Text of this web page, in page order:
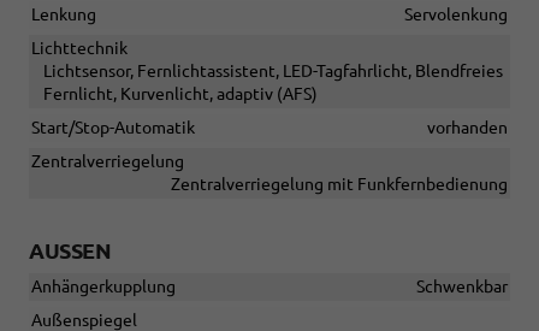
Lenkung
Servolenkung
Lichttechnik
Lichtsensor, Fernlichtassistent, LED-Tagfahrlicht, Blendfreies
Fernlicht, Kurvenlicht, adaptiv (AFS)
Start/Stop-Automatik
vorhanden
Zentralverriegelung
Zentralverriegelung mit Funkfernbedienung
AUSSEN
Anhängerkupplung
Schwenkbar
Außenspiegel